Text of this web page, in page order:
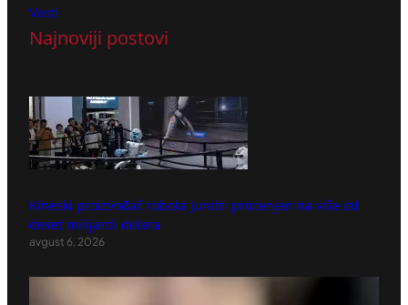
Vesti
Najnoviji postovi
Kineski proizvođač robota Junitri procenjen na više od
devet milijardi dolara
avgust 6, 2026